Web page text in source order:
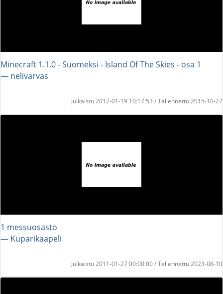
Minecraft 1.1.0 - Suomeksi - Island Of The Skies - osa 1
― nelivarvas
Julkaistu 2012-01-19 10:17:53 / Tallennettu 2015-10-27
1 messuosasto
― Kuparikaapeli
Julkaistu 2011-01-27 00:00:00 / Tallennettu 2023-08-10